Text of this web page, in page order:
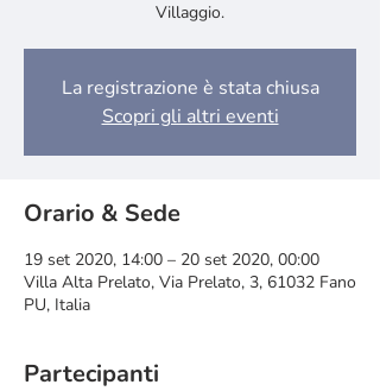
Villaggio.
La registrazione è stata chiusa
Scopri gli altri eventi
Orario & Sede
19 set 2020, 14:00 – 20 set 2020, 00:00
Villa Alta Prelato, Via Prelato, 3, 61032 Fano
PU, Italia
Partecipanti